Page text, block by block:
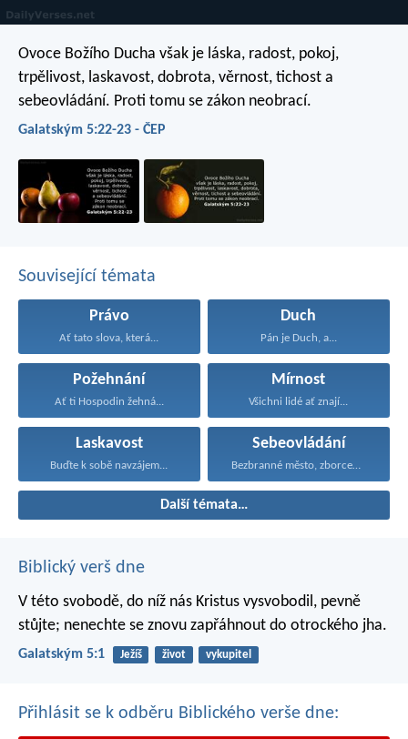
Ovoce Božího Ducha však je láska, radost, pokoj,
trpělivost, laskavost, dobrota, věrnost, tichost a
sebeovládání. Proti tomu se zákon neobrací.
Galatským 5:22-23 - ČEP
Související témata
Právo
Ať tato slova, která...
Duch
Pán je Duch, a...
Požehnání
Ať ti Hospodin žehná...
Mírnost
Všichni lidé ať znají...
Laskavost
Buďte k sobě navzájem...
Sebeovládání
Bezbranné město, zborcená hradba...
Další témata…
Biblický verš dne
V této svobodě, do níž nás Kristus vysvobodil, pevně
stůjte; nenechte se znovu zapřáhnout do otrockého jha.
Galatským 5:1 Ježíš život vykupitel
Přihlásit se k odběru Biblického verše dne: